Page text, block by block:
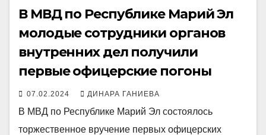
В МВД по Республике Марий Эл
молодые сотрудники органов
внутренних дел получили
первые офицерские погоны
07.02.2024 ДИНАРА ГАНИЕВА
В МВД по Республике Марий Эл состоялось
торжественное вручение первых офицерских